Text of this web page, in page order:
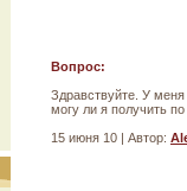
Вопрос:
Здравствуйте. У
могу ли я получить
15 июня 10 | Автор: